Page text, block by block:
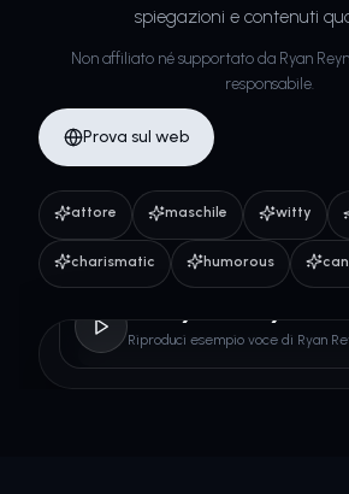
spiegazioni e contenuti
Non affiliato né supportato da Ryan
responsabile.
Prova sul web
attore maschile witty
charismatic humorous
Riproduci esempio voce di Ryan